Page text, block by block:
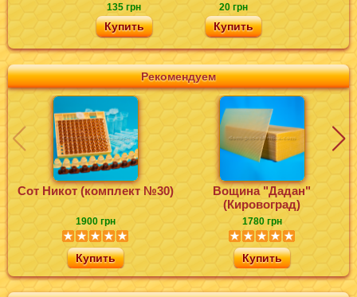
Рекомендуем
Сот Никот (комплект №30)
1900 грн
Купить
Вощина "Дадан"
(Кировоград)
1780 грн
Купить
135 грн
Купить
20 грн
Купить